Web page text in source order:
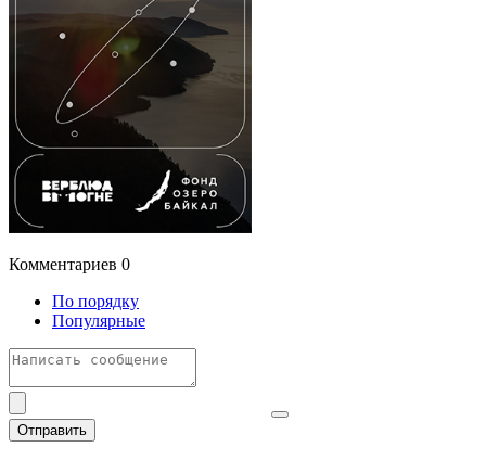
Комментариев 0
По порядку
Популярные
Отправить